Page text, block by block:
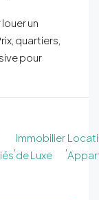
un
quartiers,
pour
Immobilier
de Luxe